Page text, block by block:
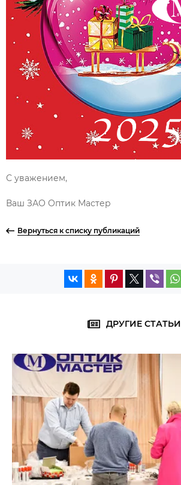
С уважением,
Ваш ЗАО Оптик Мастер
Вернуться к списку публикаций
ДРУГИЕ СТАТЬИ